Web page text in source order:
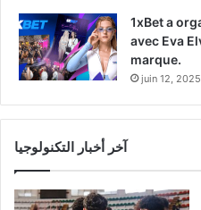
1xBet a
avec Eva
marque.
juin 12, 2025
آخر أخبار التكنولوجيا